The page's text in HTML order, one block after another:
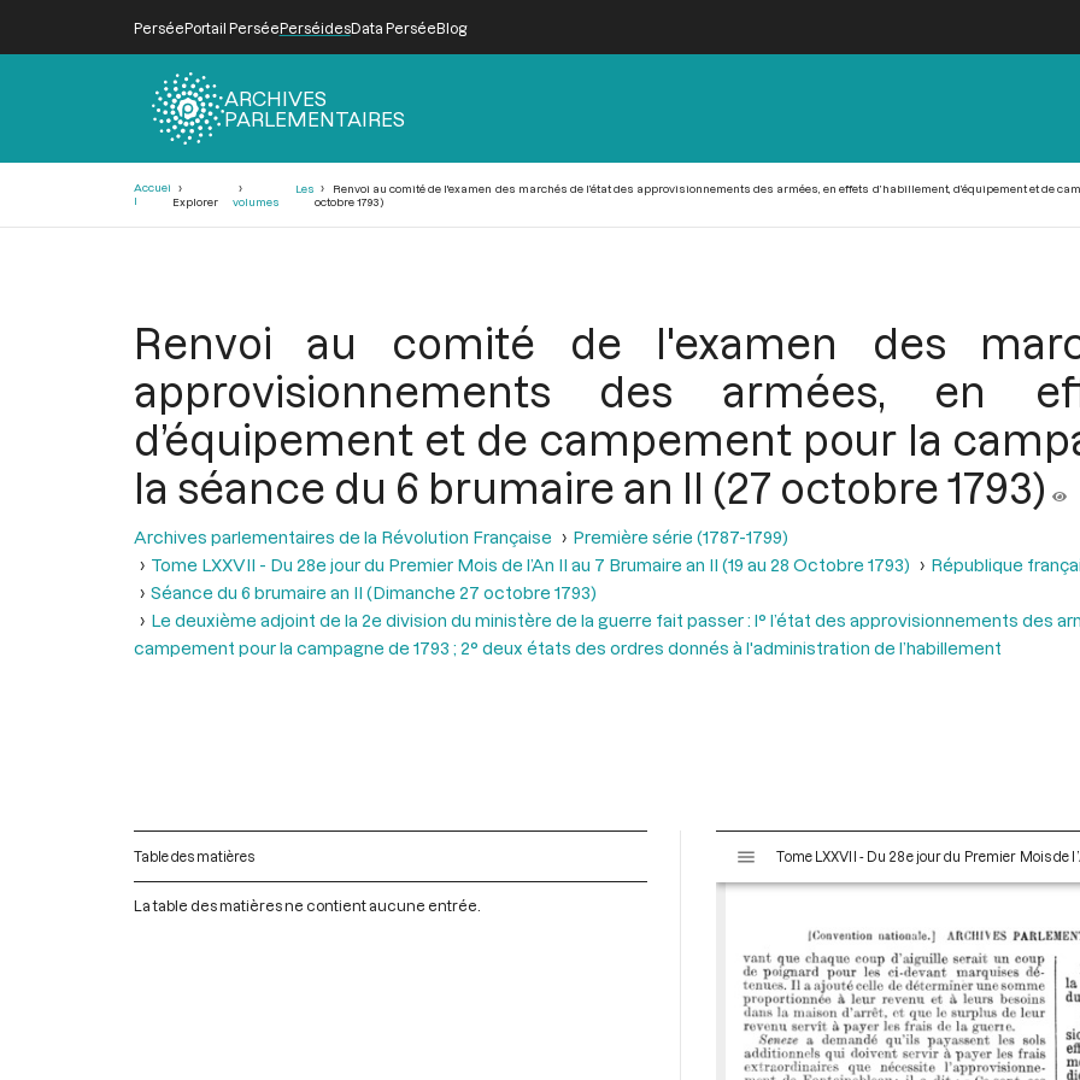
PerséePortail PerséePerséidesData PerséeBlog
ARCHIVES
PARLEMENTAIRES
Accuei
l
Explorer
Les
volumes
Renvoi au comité de l'examen des marchés de l’état des approvisionnements des armées, en effets d’habillement, d’équipement et de
octobre 1793)
Renvoi au comité de l'examen des
approvisionnements des armées, en
d’équipement et de campement pour la
la séance du 6 brumaire an II (27 octobre 1793)
Archives parlementaires de la Révolution Française
Première série (1787-1799)
Tome LXXVII - Du 28e jour du Premier Mois de l’An II au 7 Brumaire an II (19 au 28 Octobre 1793)
République
Séance du 6 brumaire an II (Dimanche 27 octobre 1793)
Le deuxième adjoint de la 2e division du ministère de la guerre fait passer : l° l’état des approvisionnements des
campement pour la campagne de 1793 ; 2° deux états des ordres donnés à l'administration de l’habillement
Table des matières
La table des matières ne contient aucune entrée.
s
Tome LXXVII - Du 28e jour du Premier Mois de